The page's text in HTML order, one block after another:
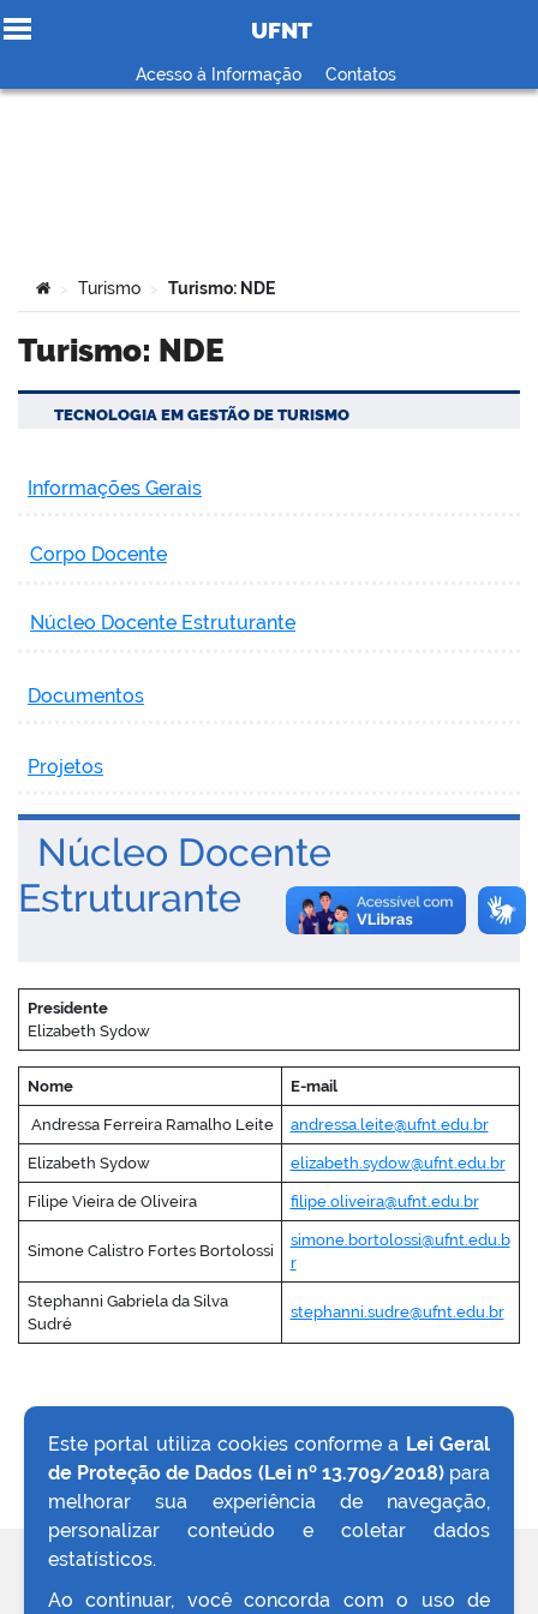
Ir para o conteúdo
UFNT
Acesso à Informação Contatos
Você está aqui:
> Turismo > Turismo: NDE
Turismo: NDE
TECNOLOGIA EM GESTÃO DE TURISMO
Informações Gerais
Corpo Docente
Núcleo Docente Estruturante
Documentos
Projetos
Núcleo Docente
Estruturante
Presidente
Elizabeth Sydow
Nome E-mail
Andressa Ferreira Ramalho Leite andressa.leite@ufnt.edu.br
Elizabeth Sydow elizabeth.sydow@ufnt.edu.br
Filipe Vieira de Oliveira filipe.oliveira@ufnt.edu.br
Simone Calistro Fortes Bortolossi
simone.bortolossi@ufnt.edu.b
r
Stephanni Gabriela da Silva
Sudré
stephanni.sudre@ufnt.edu.br
VOLTAR AO TOPO
Este portal utiliza cookies conforme a Lei Geral
de Proteção de Dados (Lei nº 13.709/2018)para
melhorar sua experiência de navegação,
personalizar conteúdo e coletar dados
estatísticos.
Ao continuar, você concorda com o uso de